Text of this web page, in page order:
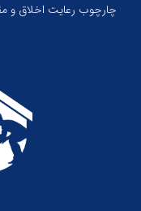
چارچوب رعایت اخلاق و